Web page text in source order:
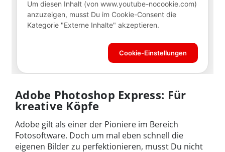
Adobe Photoshop Express: Für
kreative Köpfe
Adobe gilt als einer der Pioniere im Bereich
Fotosoftware. Doch um mal eben schnell die
eigenen Bilder zu perfektionieren, musst Du nicht